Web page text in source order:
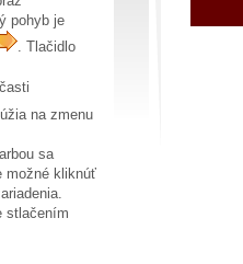
pohyb je
. Tlačidlo
na zmenu
sa
možné kliknúť
stlačením